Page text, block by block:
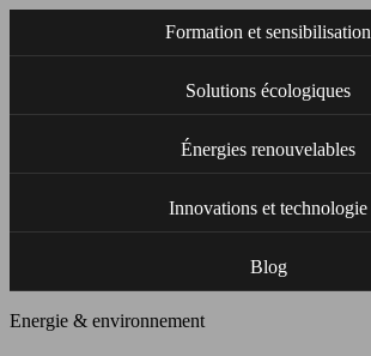
Formation et sensibilisation
Solutions écologiques
Énergies renouvelables
Innovations et technologie
Blog
Energie & environnement